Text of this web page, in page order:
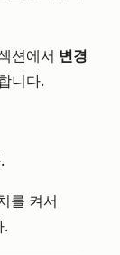
션에서 변경
니다.
를 켜서
.